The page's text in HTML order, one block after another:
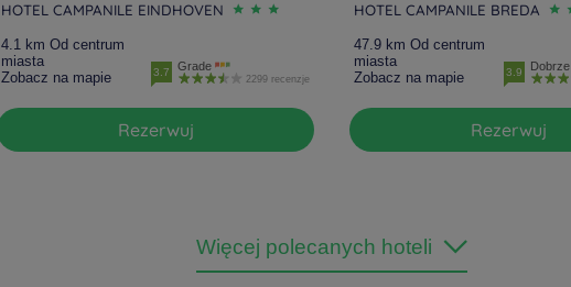
HOTEL CAMPANILE EINDHOVEN
4.1 km Od centrum
miasta
Zobacz na mapie
3.7 Grade
2299 recenzje
Rezerwuj
HOTEL CAMPANILE BREDA
47.9 km Od centrum
miasta
Zobacz na mapie
3.9 Dobrze
Rezerwuj
Więcej polecanych hoteli